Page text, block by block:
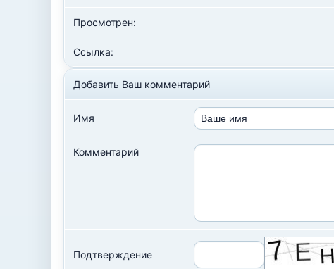
Просмотрен:
Ссылка:
Добавить Ваш комментарий
Имя
Комментарий
Подтверждение